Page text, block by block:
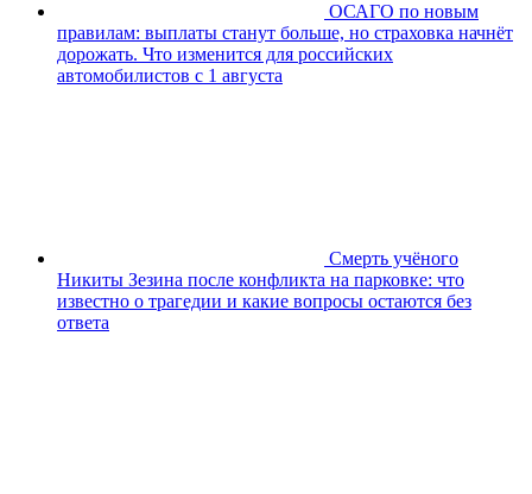
ОСАГО по новым
правилам: выплаты станут больше, но страховка начнёт
дорожать. Что изменится для российских
автомобилистов с 1 августа
Смерть учёного
Никиты Зезина после конфликта на парковке: что
известно о трагедии и какие вопросы остаются без
ответа